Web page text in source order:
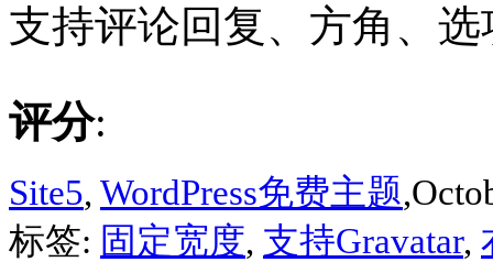
支持评论回复、方角、
评分:
Site5, WordPress免费主题
标签: 固定宽度, 支持Gravatar,